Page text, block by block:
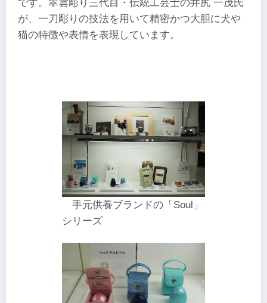
です。翠雲彫り三代目・伝統工芸士の井尻 一茂氏
が、一刀彫りの技法を用いて精密かつ大胆に犬や
猫の特徴や表情を表現しています。
手元供養ブランドの「Soul」
シリーズ